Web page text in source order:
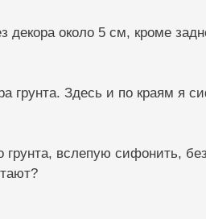
декора около 5 см, кроме
грунта. Здесь и по краям я
грунта, вслепую сифонить, без